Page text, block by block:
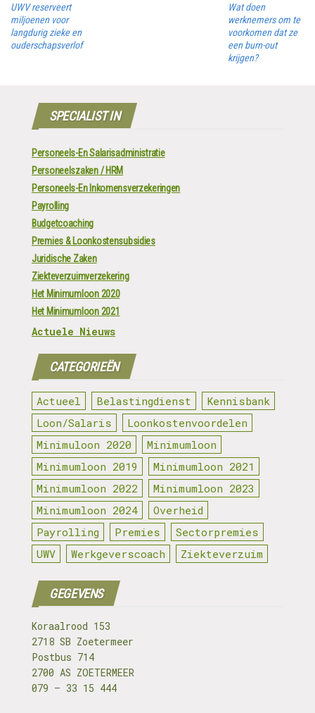
UWV reserveert
miljoenen voor
langdurig zieke en
ouderschapsverlof
Wat doen
werknemers om te
voorkomen dat ze
een burn-out
krijgen?
SPECIALIST IN
Personeels-En Salarisadministratie
Personeelszaken / HRM
Personeels-En Inkomensverzekeringen
Payrolling
Budgetcoaching
Premies & Loonkostensubsidies
Juridische Zaken
Ziekteverzuimverzekering
Het Minimumloon 2020
Het Minimumloon 2021
Actuele Nieuws
CATEGORIEËN
Actueel Belastingdienst
Kennisbank
Loon/Salaris
Loonkostenvoordelen
Minimuloon 2020
Minimumloon
Minimumloon 2019
Minimumloon 2021
Minimumloon 2022
Minimumloon 2023
Minimumloon 2024
Overheid
Payrolling
Premies
Sectorpremies
UWV
Werkgeverscoach Ziekteverzuim
GEGEVENS
Koraalrood 153
2718 SB Zoetermeer
Postbus 714
2700 AS ZOETERMEER
079 – 33 15 444